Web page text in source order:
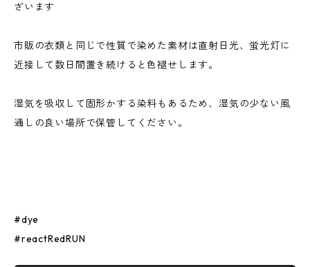
ざいます
市販の衣類と同じで性質で染めた素材は直射日光、蛍光灯に
近接して数日間置き続けると色褪せします。
湿気を吸収して固形かする染料もあるため、湿気の少ない風
通しの良い場所で保管してください。
#dye
#reactRedRUN